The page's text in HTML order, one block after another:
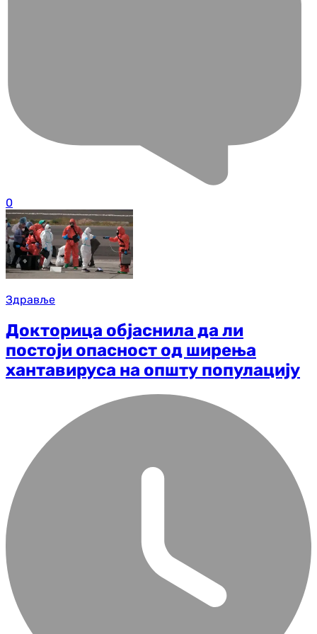
0
Здравље
Докторица објаснила да ли
постоји опасност од ширења
хантавируса на општу популацију